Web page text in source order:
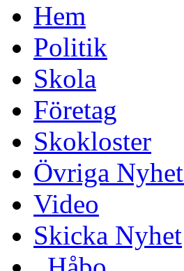
Hem
Politik
Skola
Företag
Skokloster
Övriga
Video
Skicka Nyhet